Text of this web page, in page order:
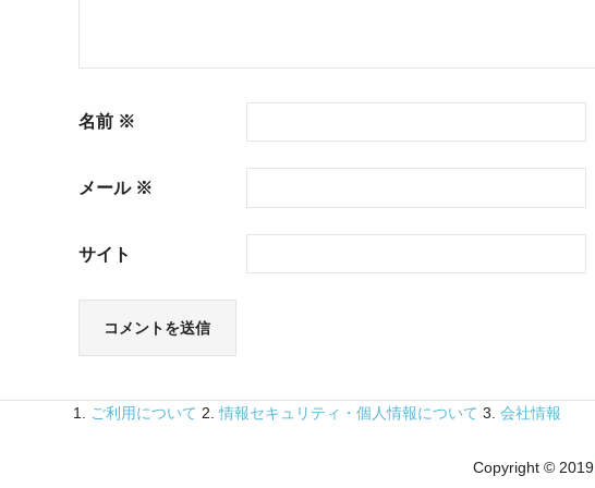
名前 ※
メール ※
サイト
1. ご利用について 2.情報セキュリティ・個人情報について 3. 会社情報
Copyright © 2019